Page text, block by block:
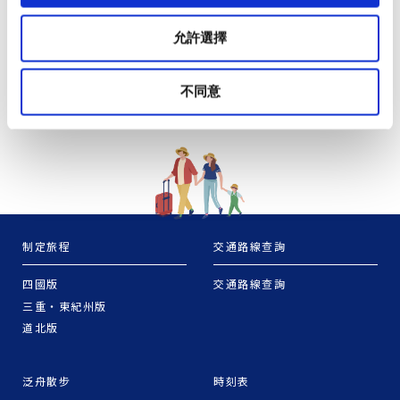
允許選擇
不同意
制定旅程
四國版
三重・東紀州版
道北版
交通路線查詢
交通路線查詢
泛舟散步 時刻表